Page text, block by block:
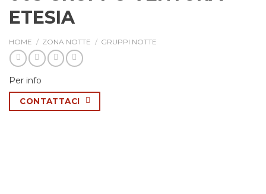
ETESIA
HOME / ZONA NOTTE / GRUPPI NOTTE
Per info
CONTATTACI